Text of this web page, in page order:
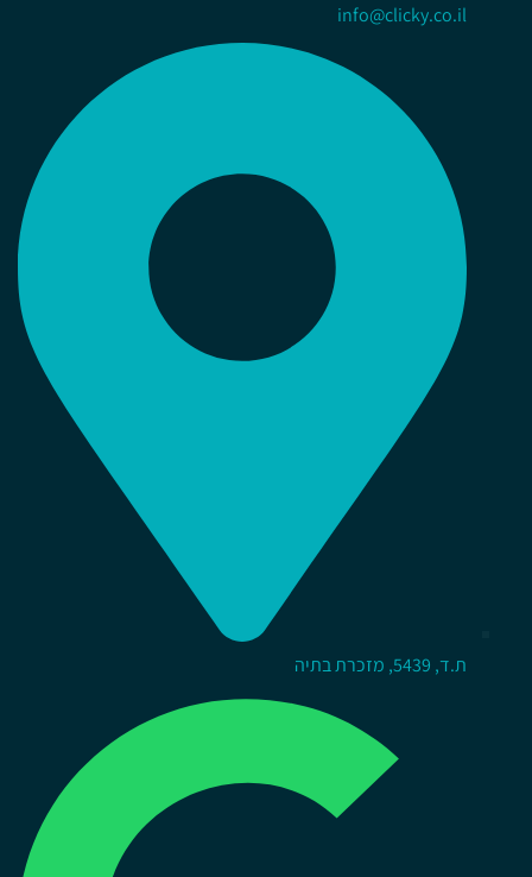
info@clicky.co.il
ת.ד, 5439, מזכרת בתיה